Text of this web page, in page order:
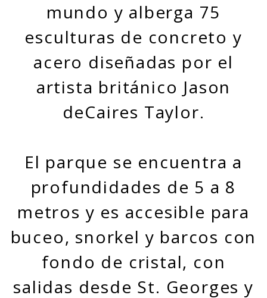
mundo y alberga 75
esculturas de concreto y
acero diseñadas por el
artista británico Jason
deCaires Taylor.
El parque se encuentra a
profundidades de 5 a 8
metros y es accesible para
buceo, snorkel y barcos con
fondo de cristal, con
salidas desde St. Georges y